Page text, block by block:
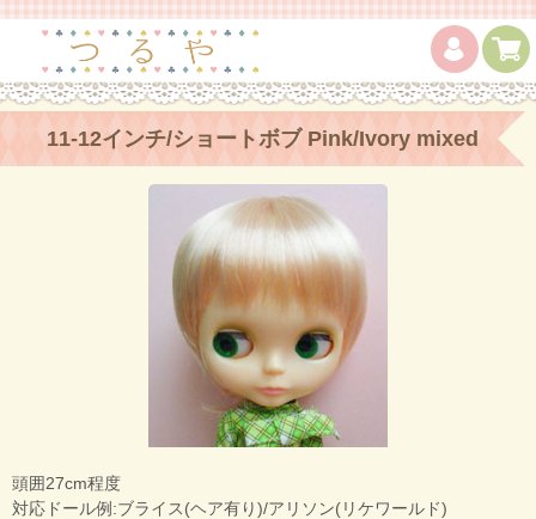
11-12インチ/ショートボブ Pink/Ivory mixed
頭囲27cm程度
対応ドール例:ブライス(ヘア有り)/アリソン(リケワールド)